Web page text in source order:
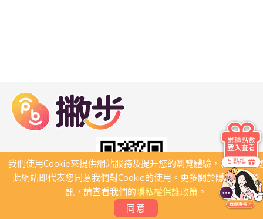
我們使用Cookie來提供網站服務及提升您的瀏覽體驗，若繼續瀏
此網站即代表您同意我們對Cookie的使用。更多關於隱私保護資
訊，請查看我們的隱私權保護政策。
同意
5 點換
累積點數
登入查看